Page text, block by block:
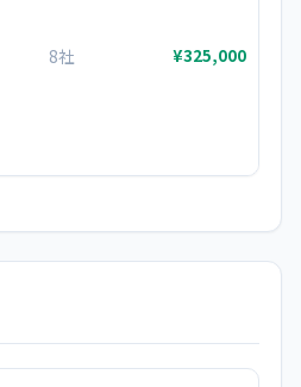
8社 ¥325,000